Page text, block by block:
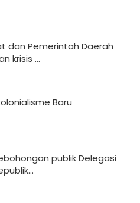
dan Pemerintah Daerah
krisis ...
Baru
publik Delegasi
Republik...